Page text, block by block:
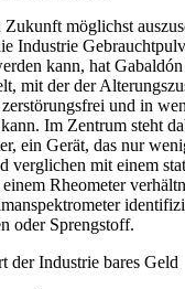
möglichst
Industrie
kann, hat
mit der der
und in
Im Zentrum steht
ein Gerät, das nur
verglichen mit einem
Rheometer
oder Sprengstoff.
der ­Industrie bares Geld